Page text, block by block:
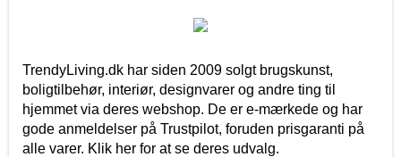
TrendyLiving.dk har siden 2009 solgt brugskunst,
boligtilbehør, interiør, designvarer og andre ting til
hjemmet via deres webshop. De er e-mærkede og har
gode anmeldelser på Trustpilot, foruden prisgaranti på
alle varer. Klik her for at se deres udvalg.